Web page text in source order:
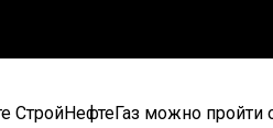
СтройНефтеГаз можно